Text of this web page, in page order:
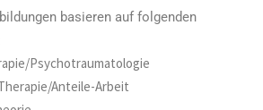
basieren auf folgenden
Psychotraumatologie
Anteile-Arbeit